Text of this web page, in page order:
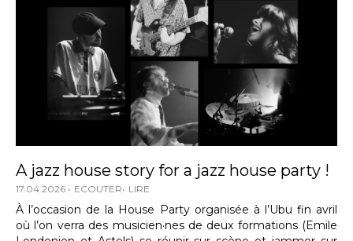
A jazz house story for a jazz house party !
17.04.2026 ECOUTER LIRE
À l’occasion de la House Party organisée à l’Ubu fin avril
où l’on verra des musicien·nes de deux formations (Emile